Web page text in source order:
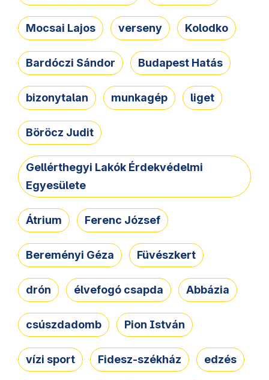
Mocsai Lajos verseny Kolodko
Bardóczi Sándor Budapest Hatás
bizonytalan munkagép liget
Böröcz Judit
Gellérthegyi Lakók Érdekvédelmi
Egyesülete
Átrium Ferenc József
Bereményi Géza Füvészkert
drón élvefogó csapda Abbázia
csúszdadomb Pion István
vízi sport Fidesz-székház edzés